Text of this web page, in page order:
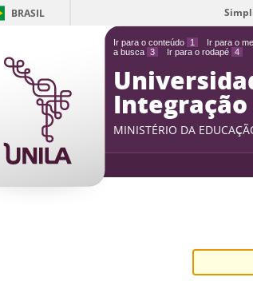
Ir para o conteúdo 1 Ir para o
a busca 3 Ir para o rodapé 4
BRASIL
MINISTÉRIO DA